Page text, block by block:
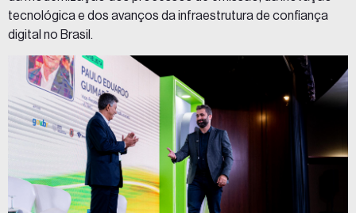
tecnológica e dos avanços da infraestrutura de confiança
digital no Brasil.